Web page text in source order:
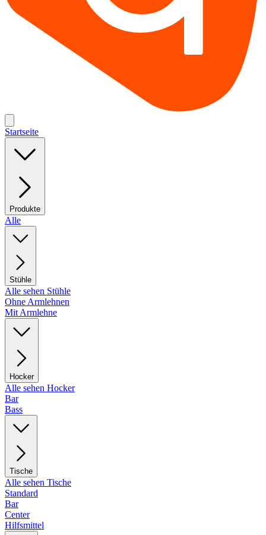
Startseite
Produkte
Alle
Stühle
Alle sehen Stühle
Ohne Armlehnen
Mit Armlehne
Hocker
Alle sehen Hocker
Bar
Bass
Tische
Alle sehen Tische
Standard
Bar
Center
Hilfsmittel